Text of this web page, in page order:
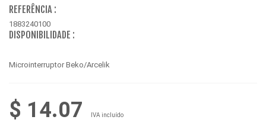
REFERÊNCIA :
1883240100
DISPONIBILIDADE :
Microinterruptor Beko/Arcelik
$ 14.07 IVA incluído